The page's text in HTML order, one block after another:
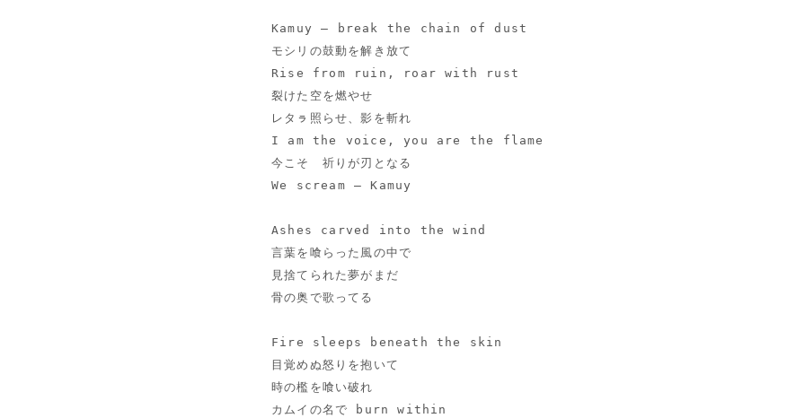
Kamuy — break the chain of dust
モシリの鼓動を解き放て
Rise from ruin, roar with rust
裂けた空を燃やせ
レタㇻ照らせ、影を斬れ
I am the voice, you are the flame
今こそ　祈りが刃となる
We scream — Kamuy
Ashes carved into the wind
言葉を喰らった風の中で
見捨てられた夢がまだ
骨の奥で歌ってる
Fire sleeps beneath the skin
目覚めぬ怒りを抱いて
時の檻を喰い破れ
カムイの名で burn within